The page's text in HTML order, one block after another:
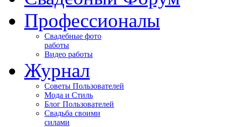
Профессионалы
Свадебные фото
работы
Видео работы
Журнал
Советы Пользователей
Мода и Стиль
Блог Пользователей
Свадьба своими
силами